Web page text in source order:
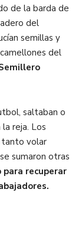
de la barda de
del
semillas y
del
saltaban o
reja. Los
tanto volar
sumaron otras
para recuperar